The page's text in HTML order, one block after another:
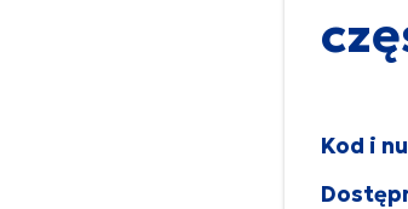
Kod i